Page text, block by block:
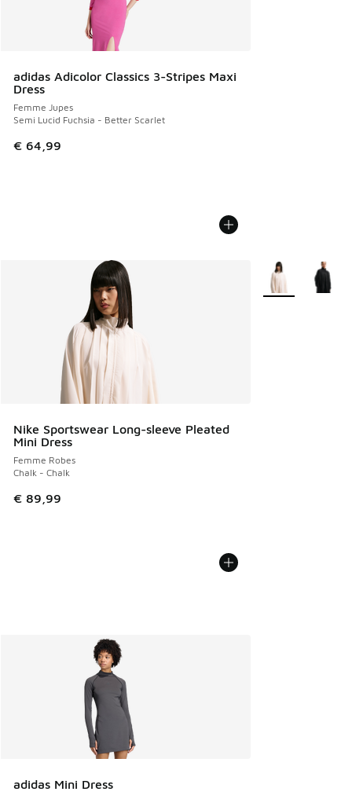
adidas Adicolor Classics 3-Stripes Maxi
Dress
Femme Jupes
Semi Lucid Fuchsia - Better Scarlet
€ 64,99
Nike Sportswear Long-sleeve Pleated
Mini Dress
Femme Robes
Chalk - Chalk
€ 89,99
Plus de couleurs
adidas Mini Dress